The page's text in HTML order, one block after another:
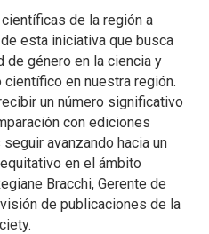
de la región a
esta iniciativa que busca
género en la ciencia y
en nuestra región.
un número significativo
con ediciones
avanzando hacia un
en el ámbito
Bracchi, Gerente de
de publicaciones de la